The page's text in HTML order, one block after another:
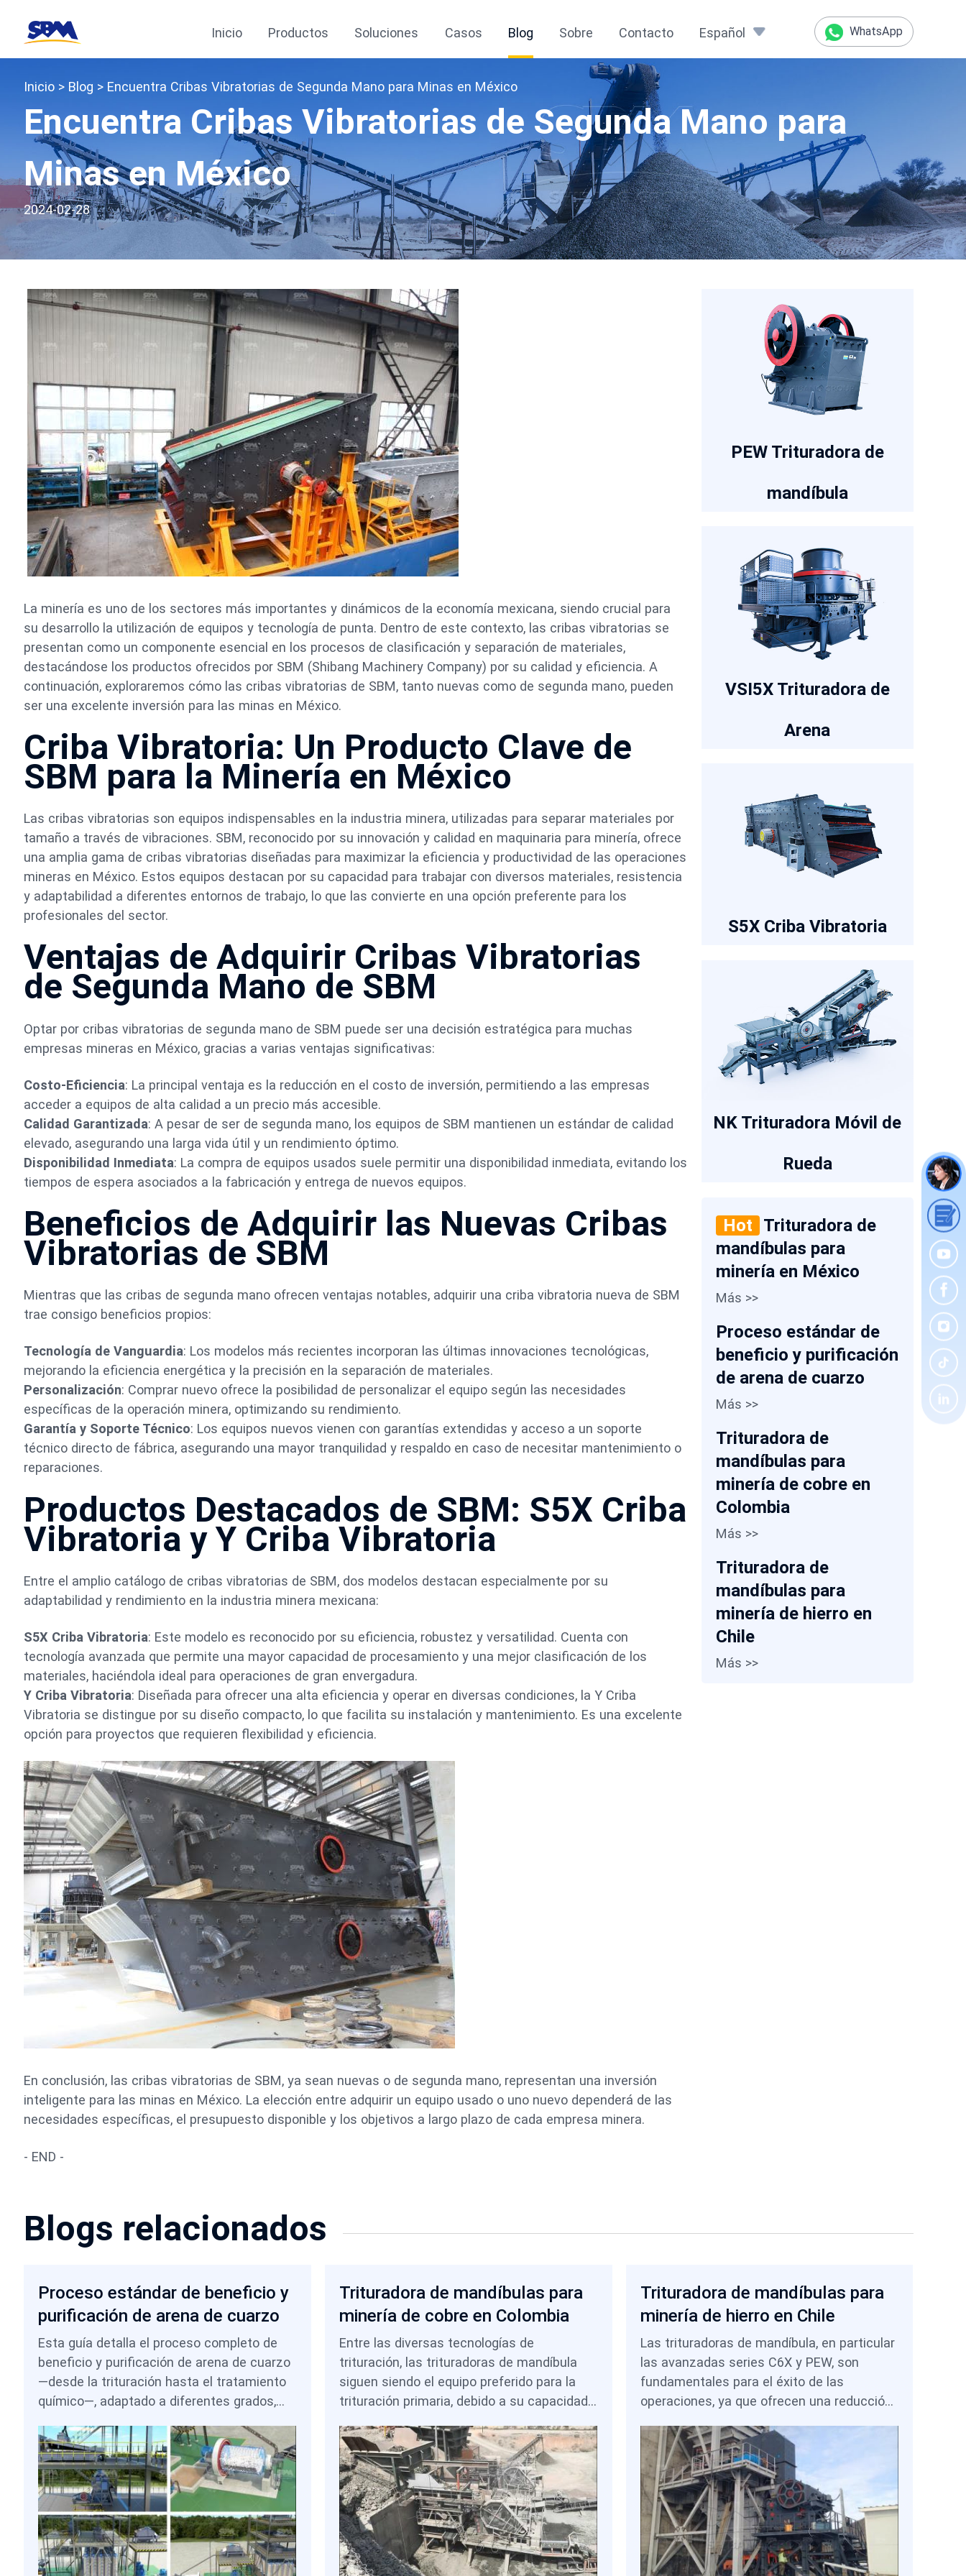
WhatsApp
Inicio Productos Soluciones Casos Blog Sobre Contacto Español
Inicio > Blog > Encuentra Cribas Vibratorias de Segunda Mano para Minas en México
Encuentra Cribas Vibratorias de Segunda Mano para
Minas en México
2024-02-28
La minería es uno de los sectores más importantes y dinámicos de la economía mexicana, siendo crucial para
su desarrollo la utilización de equipos y tecnología de punta. Dentro de este contexto, las cribas vibratorias se
presentan como un componente esencial en los procesos de clasificación y separación de materiales,
destacándose los productos ofrecidos por SBM (Shibang Machinery Company) por su calidad y eficiencia. A
continuación, exploraremos cómo las cribas vibratorias de SBM, tanto nuevas como de segunda mano, pueden
ser una excelente inversión para las minas en México.
Criba Vibratoria: Un Producto Clave de
SBM para la Minería en México
Las cribas vibratorias son equipos indispensables en la industria minera, utilizadas para separar materiales por
tamaño a través de vibraciones. SBM, reconocido por su innovación y calidad en maquinaria para minería, ofrece
una amplia gama de cribas vibratorias diseñadas para maximizar la eficiencia y productividad de las operaciones
mineras en México. Estos equipos destacan por su capacidad para trabajar con diversos materiales, resistencia
y adaptabilidad a diferentes entornos de trabajo, lo que las convierte en una opción preferente para los
profesionales del sector.
Ventajas de Adquirir Cribas Vibratorias
de Segunda Mano de SBM
Optar por cribas vibratorias de segunda mano de SBM puede ser una decisión estratégica para muchas
empresas mineras en México, gracias a varias ventajas significativas:
Costo-Eficiencia: La principal ventaja es la reducción en el costo de inversión, permitiendo a las empresas
acceder a equipos de alta calidad a un precio más accesible.
Calidad Garantizada: A pesar de ser de segunda mano, los equipos de SBM mantienen un estándar de calidad
elevado, asegurando una larga vida útil y un rendimiento óptimo.
Disponibilidad Inmediata: La compra de equipos usados suele permitir una disponibilidad inmediata, evitando los
tiempos de espera asociados a la fabricación y entrega de nuevos equipos.
Beneficios de Adquirir las Nuevas Cribas
Vibratorias de SBM
Mientras que las cribas de segunda mano ofrecen ventajas notables, adquirir una criba vibratoria nueva de SBM
trae consigo beneficios propios:
Tecnología de Vanguardia: Los modelos más recientes incorporan las últimas innovaciones tecnológicas,
mejorando la eficiencia energética y la precisión en la separación de materiales.
Personalización: Comprar nuevo ofrece la posibilidad de personalizar el equipo según las necesidades
específicas de la operación minera, optimizando su rendimiento.
Garantía y Soporte Técnico: Los equipos nuevos vienen con garantías extendidas y acceso a un soporte
técnico directo de fábrica, asegurando una mayor tranquilidad y respaldo en caso de necesitar mantenimiento o
reparaciones.
Productos Destacados de SBM: S5X Criba
Vibratoria y Y Criba Vibratoria
Entre el amplio catálogo de cribas vibratorias de SBM, dos modelos destacan especialmente por su
adaptabilidad y rendimiento en la industria minera mexicana:
S5X Criba Vibratoria: Este modelo es reconocido por su eficiencia, robustez y versatilidad. Cuenta con
tecnología avanzada que permite una mayor capacidad de procesamiento y una mejor clasificación de los
materiales, haciéndola ideal para operaciones de gran envergadura.
Y Criba Vibratoria: Diseñada para ofrecer una alta eficiencia y operar en diversas condiciones, la Y Criba
Vibratoria se distingue por su diseño compacto, lo que facilita su instalación y mantenimiento. Es una excelente
opción para proyectos que requieren flexibilidad y eficiencia.
En conclusión, las cribas vibratorias de SBM, ya sean nuevas o de segunda mano, representan una inversión
inteligente para las minas en México. La elección entre adquirir un equipo usado o uno nuevo dependerá de las
necesidades específicas, el presupuesto disponible y los objetivos a largo plazo de cada empresa minera.
- END -
PEW Trituradora de
mandíbula
VSI5X Trituradora de
Arena
S5X Criba Vibratoria
NK Trituradora Móvil de
Rueda
Hot
Trituradora de
mandíbulas para
minería en México
Más >>
Proceso estándar de
beneficio y purificación
de arena de cuarzo
Más >>
Trituradora de
mandíbulas para
minería de cobre en
Colombia
Más >>
Trituradora de
mandíbulas para
minería de hierro en
Chile
Más >>
Blogs relacionados
Proceso estándar de beneficio y
purificación de arena de cuarzo
Esta guía detalla el proceso completo de
beneficio y purificación de arena de cuarzo
—desde la trituración hasta el tratamiento
químico—, adaptado a diferentes grados,
aplicaciones electrónicas.
Trituradora de mandíbulas para
minería de cobre en Colombia
Entre las diversas tecnologías de
trituración, las trituradoras de mandíbula
siguen siendo el equipo preferido para la
trituración primaria, debido a su capacidad
alimentación, resistir elevadas cargas de
impacto y operar de manera confiable en
entornos mineros exigentes. Los diferentes
diseños de trituradoras de mandíbula —
tales como los modelos PE y los modelos
C6X de servicio pesado— ofrecen
flexibilidad para adaptarse a diversos tipos
Trituradora de mandíbulas para
minería de hierro en Chile
Las trituradoras de mandíbula, en particular
las avanzadas series C6X y PEW, son
fundamentales para el éxito de las
operaciones, ya que ofrecen una reducción
costosos equipos posteriores y permiten
diseños de mina flexibles mediante
configuraciones estacionarias o móviles. Al
seleccionar la tecnología adecuada de
trituradora de mandíbula, los productores
chilenos pueden mantener un alto
rendimiento, controlar el polvo y los costos,